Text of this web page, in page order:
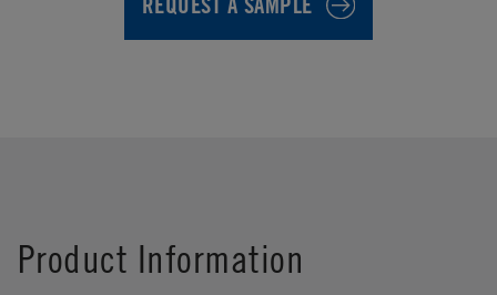
Last Name *
Product Information